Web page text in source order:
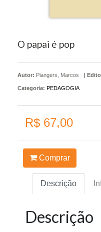
O papai é pop
Autor: Piangers, Marcos |
Categoria: PEDAGOGIA
R$ 67,00
Comprar
Descrição
Descrição